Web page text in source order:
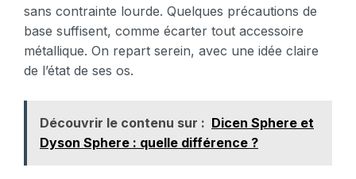
sans contrainte lourde. Quelques précautions de
base suffisent, comme écarter tout accessoire
métallique. On repart serein, avec une idée claire
de l’état de ses os.
Découvrir le contenu sur : Dicen Sphere et
Dyson Sphere : quelle différence ?